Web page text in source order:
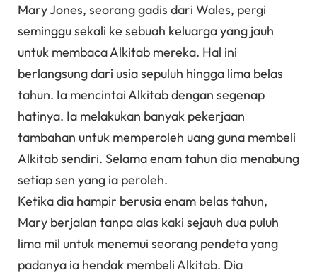
Mary Jones, seorang gadis dari Wales, pergi
seminggu sekali ke sebuah keluarga yang jauh
untuk membaca Alkitab mereka. Hal ini
berlangsung dari usia sepuluh hingga lima belas
tahun. Ia mencintai Alkitab dengan segenap
hatinya. Ia melakukan banyak pekerjaan
tambahan untuk memperoleh uang guna membeli
Alkitab sendiri. Selama enam tahun dia menabung
setiap sen yang ia peroleh.
Ketika dia hampir berusia enam belas tahun,
Mary berjalan tanpa alas kaki sejauh dua puluh
lima mil untuk menemui seorang pendeta yang
padanya ia hendak membeli Alkitab. Dia